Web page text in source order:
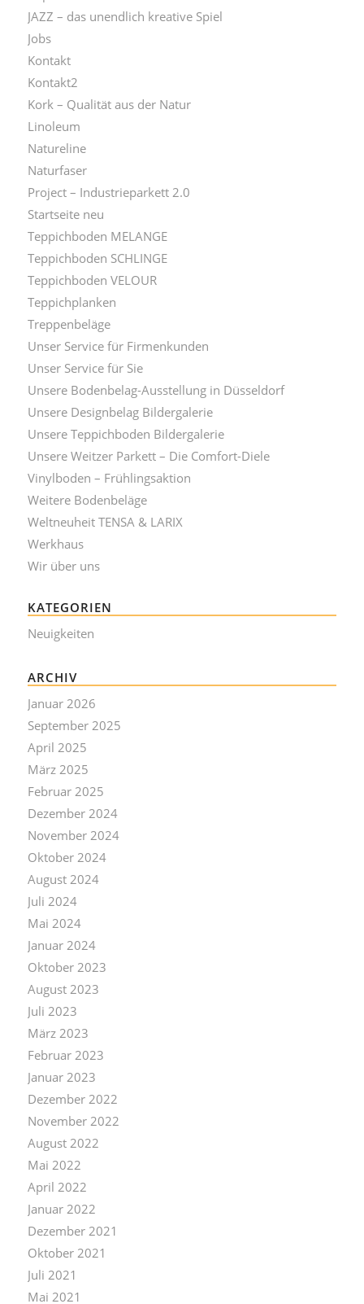
JAZZ – das unendlich kreative Spiel
Jobs
Kontakt
Kontakt2
Kork – Qualität aus der Natur
Linoleum
Natureline
Naturfaser
Project – Industrieparkett 2.0
Startseite neu
Teppichboden MELANGE
Teppichboden SCHLINGE
Teppichboden VELOUR
Teppichplanken
Treppenbeläge
Unser Service für Firmenkunden
Unser Service für Sie
Unsere Bodenbelag-Ausstellung in Düsseldorf
Unsere Designbelag Bildergalerie
Unsere Teppichboden Bildergalerie
Unsere Weitzer Parkett – Die Comfort-Diele
Vinylboden – Frühlingsaktion
Weitere Bodenbeläge
Weltneuheit TENSA & LARIX
Werkhaus
Wir über uns
KATEGORIEN
Neuigkeiten
ARCHIV
Januar 2026
September 2025
April 2025
März 2025
Februar 2025
Dezember 2024
November 2024
Oktober 2024
August 2024
Juli 2024
Mai 2024
Januar 2024
Oktober 2023
August 2023
Juli 2023
März 2023
Februar 2023
Januar 2023
Dezember 2022
November 2022
August 2022
Mai 2022
April 2022
Januar 2022
Dezember 2021
Oktober 2021
Juli 2021
Mai 2021